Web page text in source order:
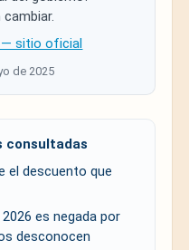
— sitio oficial
de 2025
consultadas
el descuento que
es negada por
desconocen